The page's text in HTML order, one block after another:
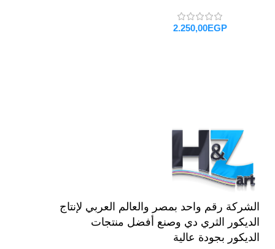
EGP
الشركة رقم واحد بمصر والعالم العربي لإنتاج
الديكور الثري دي وصنع أفضل منتجات
الديكور بجودة عالية